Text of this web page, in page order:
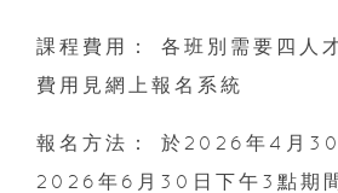
課程費用： 各班別需要四人
費用見網上報名系統
報名方法： 於2026年4月
2026年6月30日下午3點期